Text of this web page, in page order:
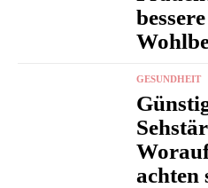
GESUNDHEIT
achten